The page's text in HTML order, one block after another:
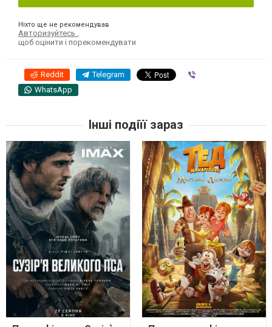
Ніхто ще не рекомендував
Авторизуйтесь
щоб оцінити і порекомендувати
Reddit Telegram
WhatsApp
Інші подіїї зараз